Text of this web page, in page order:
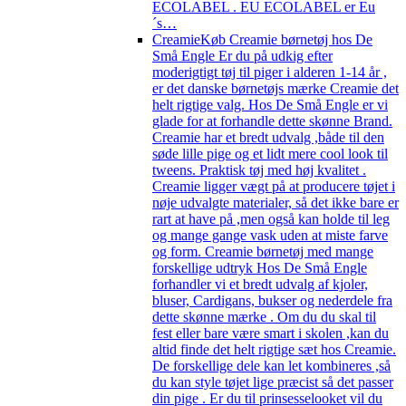
ECOLABEL . EU ECOLABEL er Eu
´s…
CreamieKøb Creamie børnetøj hos De
Små Engle Er du på udkig efter
moderigtigt tøj til piger i alderen 1-14 år ,
er det danske børnetøjs mærke Creamie det
helt rigtige valg. Hos De Små Engle er vi
glade for at forhandle dette skønne Brand.
Creamie har et bredt udvalg ,både til den
søde lille pige og et lidt mere cool look til
tweens. Praktisk tøj med høj kvalitet .
Creamie ligger vægt på at producere tøjet i
nøje udvalgte materialer, så det ikke bare er
rart at have på ,men også kan holde til leg
og mange gange vask uden at miste farve
og form. Creamie børnetøj med mange
forskellige udtryk Hos De Små Engle
forhandler vi et bredt udvalg af kjoler,
bluser, Cardigans, bukser og nederdele fra
dette skønne mærke . Om du du skal til
fest eller bare være smart i skolen ,kan du
altid finde det helt rigtige sæt hos Creamie.
De forskellige dele kan let kombineres ,så
du kan style tøjet lige præcist så det passer
din pige . Er du til prinsesselooket vil du